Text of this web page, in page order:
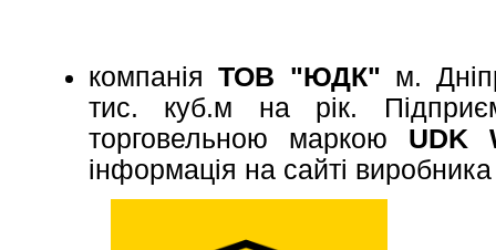
компаніяТОВ "ЮДК" м.
тис. куб.м на рік.
торговельною маркою UDK
інформація на сайті